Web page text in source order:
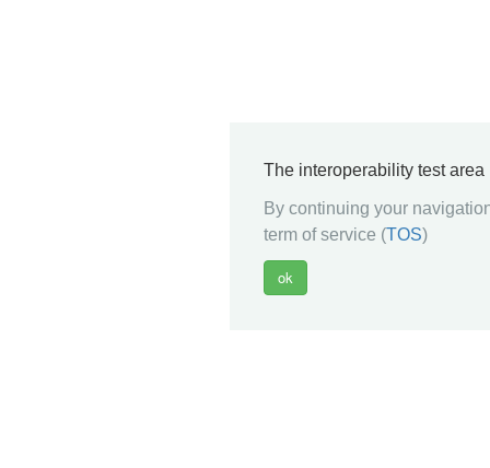
The interoperability test
By continuing your
term of service (TOS)